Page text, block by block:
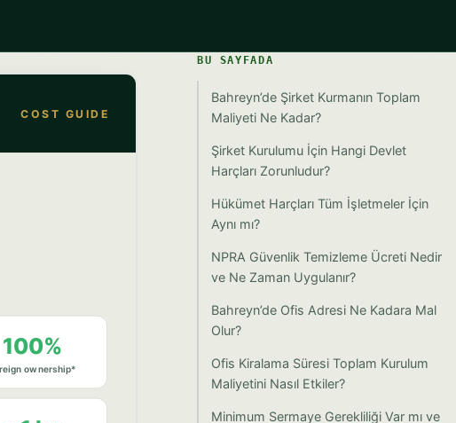
BU SAYFADA
Bahreyn’de Şirket Kurmanın Toplam
Maliyeti Ne Kadar?
Şirket Kurulumu İçin Hangi Devlet
Harçları Zorunludur?
Hükümet Harçları Tüm İşletmeler İçin
Aynı mı?
NPRA Güvenlik Temizleme Ücreti Nedir
ve Ne Zaman Uygulanır?
Bahreyn’de Ofis Adresi Ne Kadara Mal
Olur?
Ofis Kiralama Süresi Toplam Kurulum
Maliyetini Nasıl Etkiler?
Minimum Sermaye Gerekliliği Var mı ve